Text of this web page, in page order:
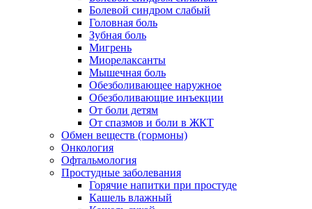
Болевой синдром слабый
Головная боль
Зубная боль
Мигрень
Миорелаксанты
Мышечная боль
Обезболивающее наружное
Обезболивающие инъекции
От боли детям
От спазмов и боли в ЖКТ
Обмен веществ (гормоны)
Онкология
Офтальмология
Простудные заболевания
Горячие напитки при простуде
Кашель влажный